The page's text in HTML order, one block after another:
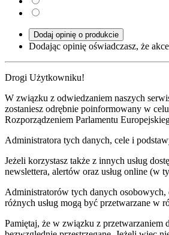
Dodaj opinię o produkcie
Dodając opinię oświadczasz, że
Drogi Użytkowniku!
W związku z odwiedzaniem naszych
zostaniesz odrębnie poinformowany w
Rozporządzeniem Parlamentu
Administratora tych danych, cele i
Jeżeli korzystasz także z innych usług
newslettera, alertów oraz usług online (w
Administratorów tych danych
różnych usług mogą być przetwarzane w
Pamiętaj, że w związku z przetwarzaniem